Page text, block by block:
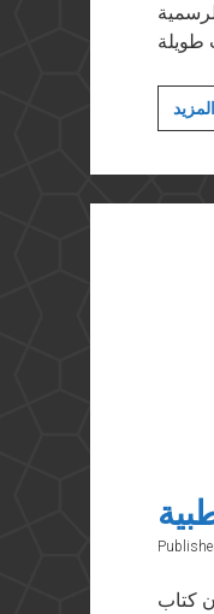
هو عنوان كتاب